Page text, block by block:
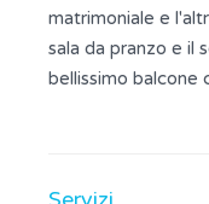
matrimoniale e
sala da pranzo e il
bellissimo balcone
dintorni. La
TV satellitare e